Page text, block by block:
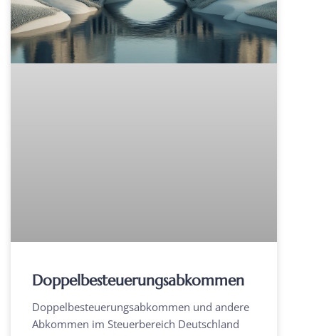
Doppelbesteuerungsabkommen
Doppelbesteuerungsabkommen und andere
Abkommen im Steuerbereich Deutschland